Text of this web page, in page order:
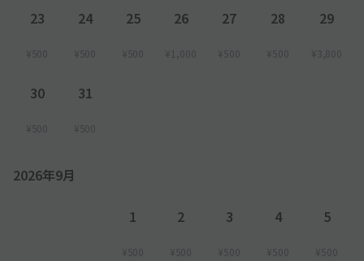
23
¥500
24
¥500
25
¥500
26
¥1,000
27
¥500
28
¥500
29
¥3,800
30
¥500
31
¥500
2026年9月
1
¥500
2
¥500
3
¥500
4
¥500
5
¥500